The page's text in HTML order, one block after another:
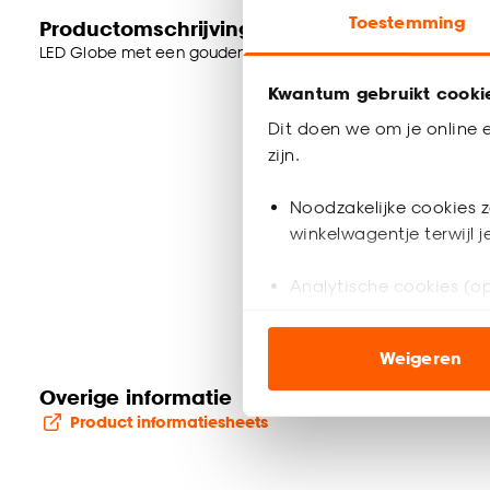
Toestemming
Kwantum gebruikt
Dit doen we om je online
zijn.
Noodzakelijke cookies
winkelwagentje terwijl
Analytische cookies
ook buiten de
Klik op ‘Ja, alles
Weigeren
Productomschrijving
LED Globe met een gouden kleur. De lichtbron zal hierdoor
Overige informatie
Product informatiesheets